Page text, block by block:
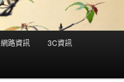
網路資訊 3C資訊